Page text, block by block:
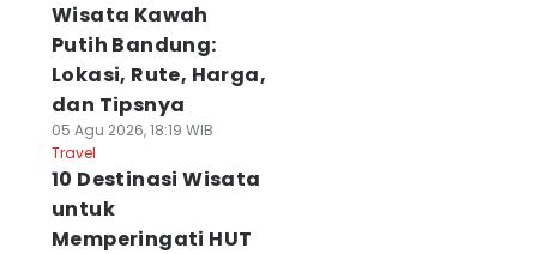
Wisata Kawah
Putih Bandung:
Lokasi, Rute, Harga,
dan Tipsnya
05 Agu 2026, 18:19 WIB
Travel
10 Destinasi Wisata
untuk
Memperingati HUT